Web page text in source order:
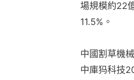
場規模約22
11.5%。
中國割草機
中庫犸科技